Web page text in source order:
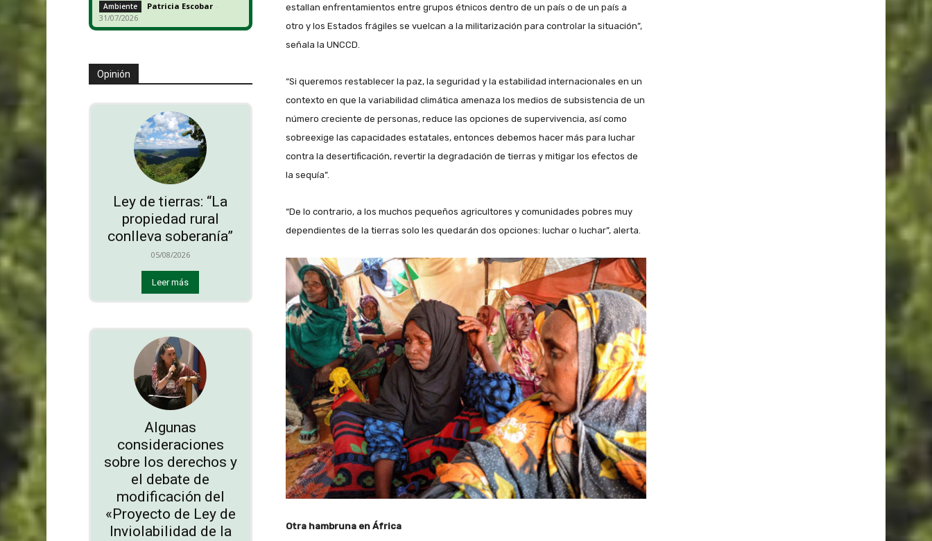
Ambiente Patricia Escobar -
31/07/2026
Opinión
Ley de tierras: “La
propiedad rural
conlleva soberanía”
05/08/2026
Leer más
Algunas
consideraciones
sobre los derechos y
el debate de
modificación del
«Proyecto de Ley de
Inviolabilidad de la
estallan enfrentamientos entre grupos étnicos dentro de un país o de un país a
otro y los Estados frágiles se vuelcan a la militarización para controlar la situación”,
señala la UNCCD.
“Si queremos restablecer la paz, la seguridad y la estabilidad internacionales en un
contexto en que la variabilidad climática amenaza los medios de subsistencia de un
número creciente de personas, reduce las opciones de supervivencia, así como
sobreexige las capacidades estatales, entonces debemos hacer más para luchar
contra la desertificación, revertir la degradación de tierras y mitigar los efectos de
la sequía”.
“De lo contrario, a los muchos pequeños agricultores y comunidades pobres muy
dependientes de la tierras solo les quedarán dos opciones: luchar o luchar”, alerta.
Otra hambruna en África